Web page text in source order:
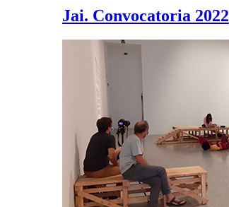
Jai. Convocatoria 2022